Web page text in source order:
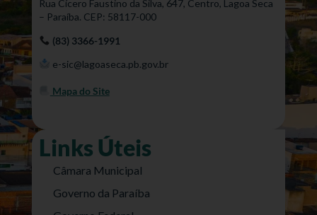
Rua Cícero Faustino da Silva, 647, Centro, Lagoa Seca
– Paraíba. CEP: 58117-000
(83) 3366-1991
e-sic@lagoaseca.pb.gov.br
Mapa do Site
Links Úteis
Câmara Municipal
Governo da Paraíba